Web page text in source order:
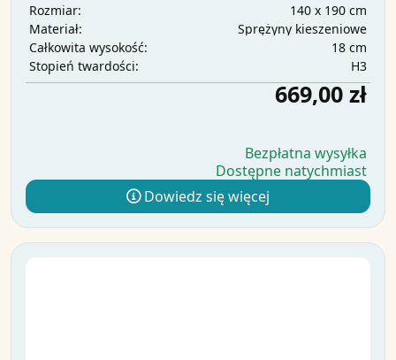
Rozmiar:
140 x 190 cm
Materiał:
Sprężyny kieszeniowe
Całkowita wysokość:
18 cm
Stopień twardości:
H3
669,00 zł
Bezpłatna wysyłka
Dostępne natychmiast
Dowiedz się więcej